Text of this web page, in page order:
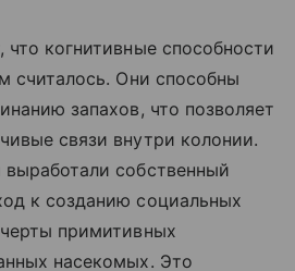
когнитивные способности
считалось. Они способны
запахов, что позволяет
связи внутри колонии.
собственный
к созданию социальных
примитивных
насекомых. Это